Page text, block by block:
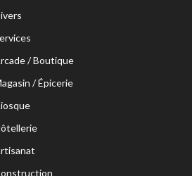
/ Boutique
/ Épicerie